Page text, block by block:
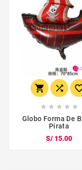
 
    
Globo Forma De
Pirata
S/ 15.00